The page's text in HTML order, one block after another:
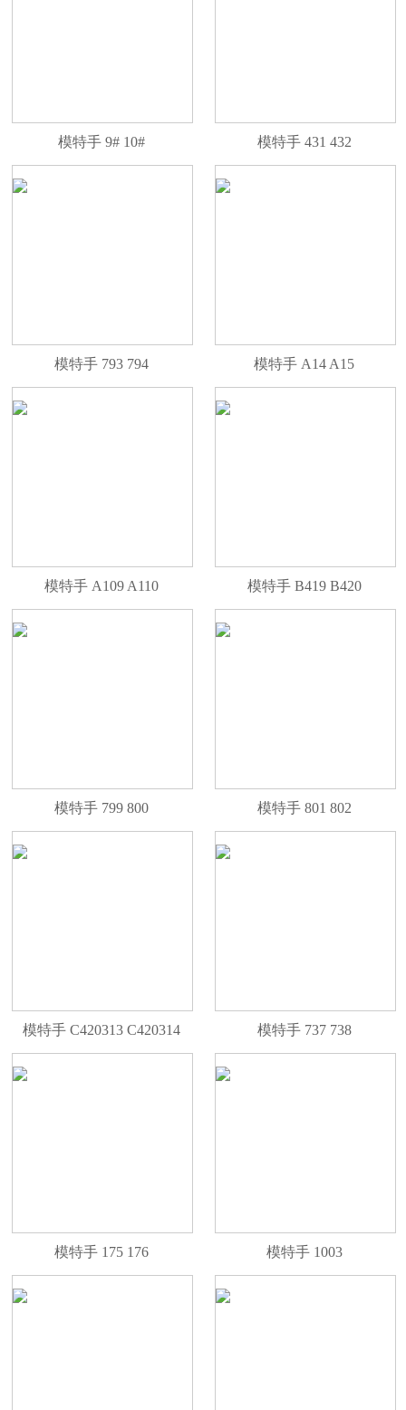
模特手 9# 10# 模特手 431 432
模特手 793 794 模特手 A14 A15
模特手 A109 A110 模特手 B419 B420
模特手 799 800 模特手 801 802
模特手 C420313 C420314 模特手 737 738
模特手 175 176 模特手 1003